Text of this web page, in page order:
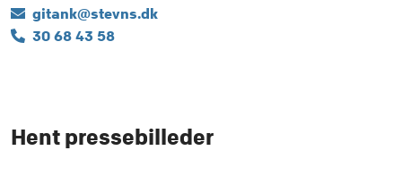
gitank@stevns.dk
30 68 43 58
Hent pressebilleder